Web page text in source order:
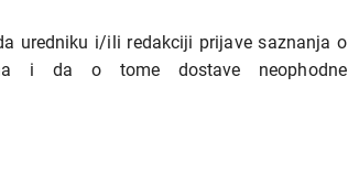
uredniku i/ili redakciji prijave saznanja o
i da o tome dostave neophodne